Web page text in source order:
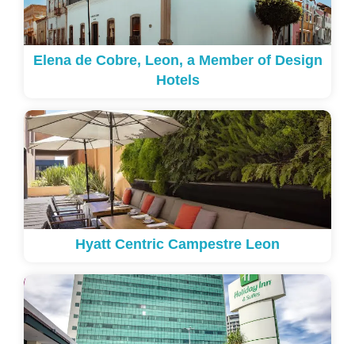
Elena de Cobre, Leon, a Member of Design
Hotels
Hyatt Centric Campestre Leon